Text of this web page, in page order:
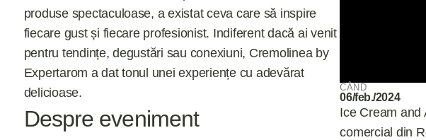
produse spectaculoase, a existat ceva care să inspire
fiecare gust și fiecare profesionist. Indiferent dacă ai venit
pentru tendințe, degustări sau conexiuni, Cremolinea by
Expertarom a dat tonul unei experiențe cu adevărat
delicioase.
CÂND
06/feb./2024
Despre eveniment
Ice Cream and
comercial din